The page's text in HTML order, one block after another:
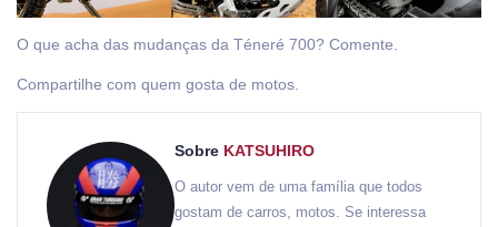
O que acha das mudanças da Téneré 700? Comente.
Compartilhe com quem gosta de motos.
Sobre KATSUHIRO
O autor vem de uma família que todos
gostam de carros, motos. Se interessa